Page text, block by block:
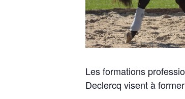
Les formations
Declercq visent à